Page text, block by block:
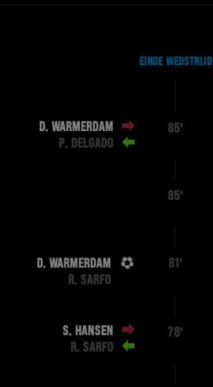
EINDE WEDSTRIJD
D. WARMERDAM
P. DELGADO
85'
85'
D. WARMERDAM
R. SARFO
81'
S. HANSEN
R. SARFO
78'